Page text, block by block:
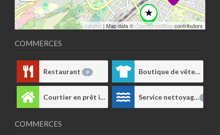
Leaflet | Map data ©OpenStreetMapcontributors
COMMERCES
Restaurant 9 Boutique de vêtements
Courtier en prêt immobilier 1 Service nettoyage
COMMERCES